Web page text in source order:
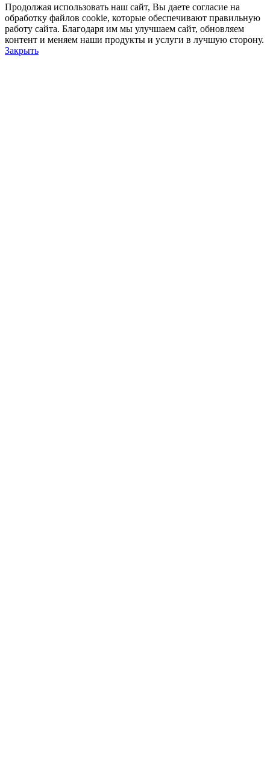
Продолжая использовать наш сайт, Вы даете согласие на
обработку файлов cookie, которые обеспечивают правильную
работу сайта. Благодаря им мы улучшаем сайт, обновляем
контент и меняем наши продукты и услуги в лучшую сторону.
Закрыть